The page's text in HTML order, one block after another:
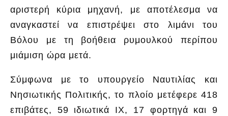
αριστερή κύρια μηχανή, με αποτέλεσμα να
αναγκαστεί να επιστρέψει στο λιμάνι του
Βόλου με τη βοήθεια ρυμουλκού περίπου
μιάμιση ώρα μετά.
Σύμφωνα με το υπουργείο Ναυτιλίας και
Νησιωτικής Πολιτικής, το πλοίο μετέφερε 418
επιβάτες, 59 ιδιωτικά ΙΧ, 17 φορτηγά και 9